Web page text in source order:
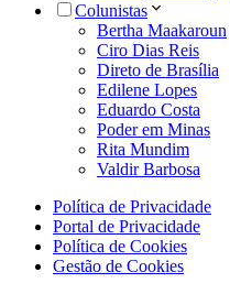
Colunistas
Bertha Maakaroun
Ciro Dias Reis
Direto de Brasília
Edilene Lopes
Eduardo Costa
Poder em Minas
Rita Mundim
Valdir Barbosa
Política de Privacidade
Portal de Privacidade
Política de Cookies
Gestão de Cookies